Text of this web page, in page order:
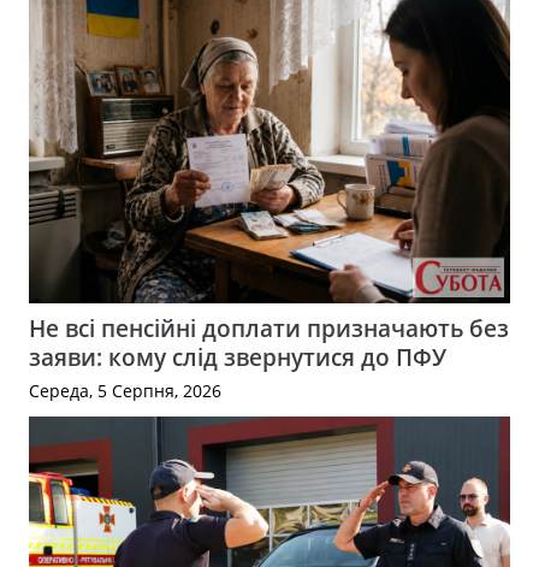
Не всі пенсійні доплати призначають без
заяви: кому слід звернутися до ПФУ
Середа, 5 Серпня, 2026